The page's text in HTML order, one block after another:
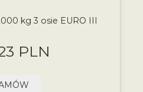
kg 3 osie EURO III
PLN